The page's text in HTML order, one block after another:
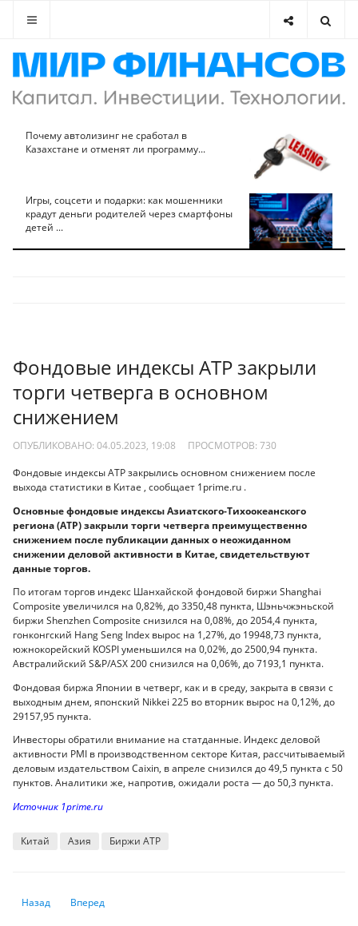
Почему автолизинг не сработал в
Казахстане и отменят ли программу...
Игры, соцсети и подарки: как мошенники
крадут деньги родителей через смартфоны
детей ...
Фондовые индексы АТР закрыли
торги четверга в основном
снижением
ОПУБЛИКОВАНО: 04.05.2023, 19:08 ПРОСМОТРОВ: 730
Фондовые индексы АТР закрылись основном снижением после
выхода статистики в Китае , сообщает 1prime.ru .
Основные фондовые индексы Азиатского-Тихоокеанского
региона (АТР) закрыли торги четверга преимущественно
снижением после публикации данных о неожиданном
снижении деловой активности в Китае, свидетельствуют
данные торгов.
По итогам торгов индекс Шанхайской фондовой биржи Shanghai
Composite увеличился на 0,82%, до 3350,48 пункта, Шэньчжэньской
биржи Shenzhen Composite снизился на 0,08%, до 2054,4 пункта,
гонконгский Hang Seng Index вырос на 1,27%, до 19948,73 пункта,
южнокорейский KOSPI уменьшился на 0,02%, до 2500,94 пункта.
Австралийский S&P/ASX 200 снизился на 0,06%, до 7193,1 пункта.
Фондовая биржа Японии в четверг, как и в среду, закрыта в связи с
выходным днем, японский Nikkei 225 во вторник вырос на 0,12%, до
29157,95 пункта.
Инвесторы обратили внимание на статданные. Индекс деловой
активности PMI в производственном секторе Китая, рассчитываемый
деловым издательством Caixin, в апреле снизился до 49,5 пункта с 50
пунктов. Аналитики же, напротив, ожидали роста — до 50,3 пункта.
Источник 1prime.ru
Китай Азия Биржи АТР
Предыдущий: Фондовые рынки Европы снижаются в ожидании
Назад Следующий: Фьючерсы Уолл-стрит колеблются после
Вперед